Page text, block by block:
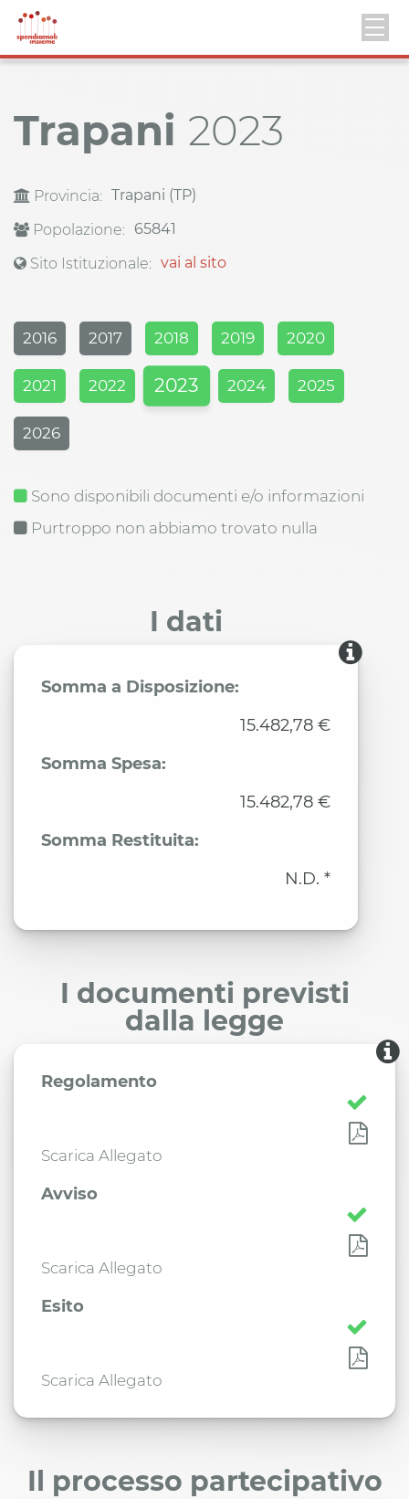
Trapani 2023
Provincia: Trapani (TP)
Popolazione:
65841
Sito Istituzionale: vai al sito
2016 2017 2018 2019 2020
2021 2022 2023 2024 2025
2026
Sono disponibili documenti e/o informazioni
Purtroppo non abbiamo trovato nulla
I dati
Somma a Disposizione:
15.482,78 €
Somma Spesa:
15.482,78 €
Somma Restituita:
N.D. *
I documenti previsti
dalla legge
Regolamento
Scarica Allegato
Avviso
Scarica Allegato
Esito
Scarica Allegato
Il processo partecipativo